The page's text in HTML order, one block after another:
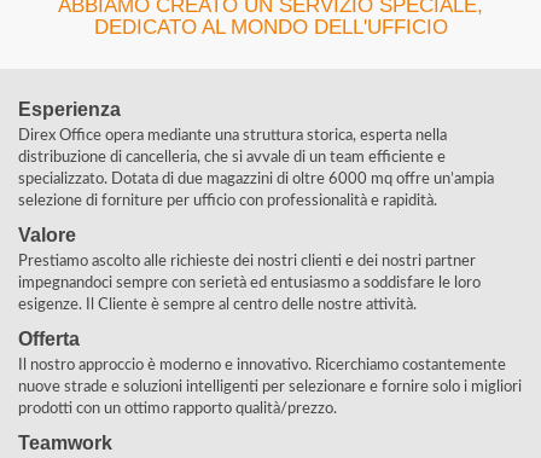
ABBIAMO CREATO UN SERVIZIO SPECIALE,
DEDICATO AL MONDO DELL'UFFICIO
Esperienza
Direx Office opera mediante una struttura storica, esperta nella
distribuzione di cancelleria, che si avvale di un team efficiente e
specializzato. Dotata di due magazzini di oltre 6000 mq offre un’ampia
selezione di forniture per ufficio con professionalità e rapidità.
Valore
Prestiamo ascolto alle richieste dei nostri clienti e dei nostri partner
impegnandoci sempre con serietà ed entusiasmo a soddisfare le loro
esigenze. Il Cliente è sempre al centro delle nostre attività.
Offerta
Il nostro approccio è moderno e innovativo. Ricerchiamo costantemente
nuove strade e soluzioni intelligenti per selezionare e fornire solo i migliori
prodotti con un ottimo rapporto qualità/prezzo.
Teamwork